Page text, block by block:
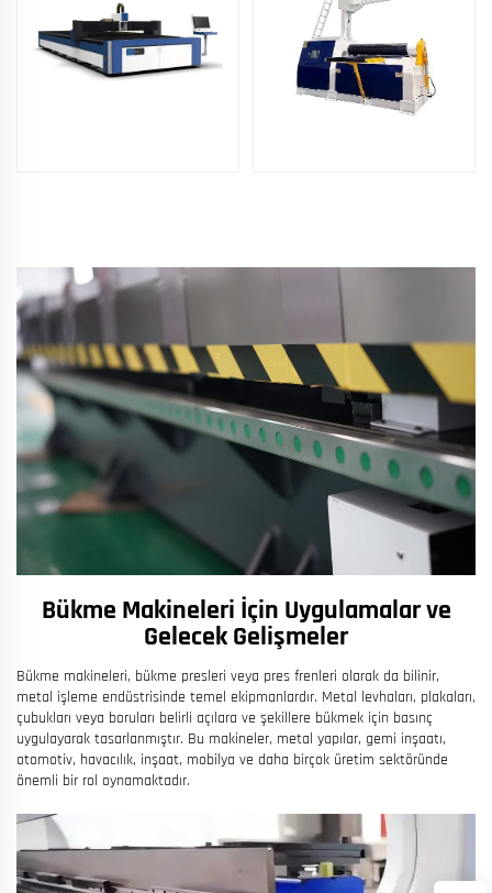
Bükme Makineleri İçin Uygulamalar ve
Gelecek Gelişmeler
Bükme makineleri, bükme presleri veya pres frenleri olarak da bilinir,
metal işleme endüstrisinde temel ekipmanlardır. Metal levhaları, plakaları,
çubukları veya boruları belirli açılara ve şekillere bükmek için basınç
uygulayarak tasarlanmıştır. Bu makineler, metal yapılar, gemi inşaatı,
otomotiv, havacılık, inşaat, mobilya ve daha birçok üretim sektöründe
önemli bir rol oynamaktadır.